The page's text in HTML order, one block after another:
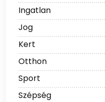
Ingatlan
Jog
Kert
Otthon
Sport
Szépség